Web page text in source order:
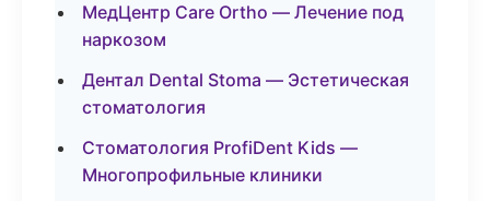
МедЦентр Care Ortho — Лечение под
наркозом
Дентал Dental Stoma — Эстетическая
стоматология
Стоматология ProfiDent Kids —
Многопрофильные клиники